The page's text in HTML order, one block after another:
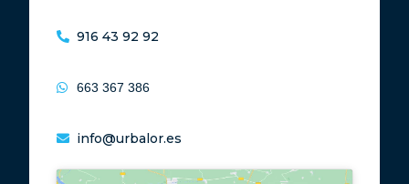
916 43 92 92
663 367 386
info@urbalor.es